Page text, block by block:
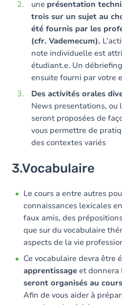
une présentation
trois sur un sujet au
été fournis par les
(cfr. Vademecum).
note individuelle est
étudiant.e. Un
ensuite fourni par votre
Des activités orales
News presentations, ou
seront proposées de
vous permettre de
des contextes variés
3.Vocabulaire
Le cours a entre autres
connaissances lexicales
faux amis, des
que sur du vocabulaire
aspects de la vie
Ce vocabulaire devra être
apprentissage et donnera
seront organisés au
Afin de vous aider à